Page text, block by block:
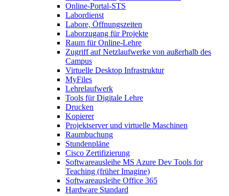
Online-Portal-STS
Labordienst
Labore, Öffnungszeiten
Laborzugang für Projekte
Raum für Online-Lehre
Zugriff auf Netzlaufwerke von außerhalb des
Campus
Virtuelle Desktop Infrastruktur
MyFiles
Lehrelaufwerk
Tools für Digitale Lehre
Drucken
Kopierer
Projektserver und virtuelle Maschinen
Raumbuchung
Stundenpläne
Cisco Zertifizierung
Softwareausleihe MS Azure Dev Tools for
Teaching (früher Imagine)
Softwareausleihe Office 365
Hardware Standard